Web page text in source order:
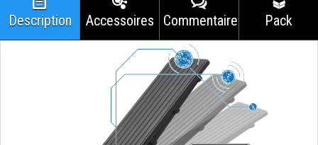
Description Accessoires Commentaires Pack